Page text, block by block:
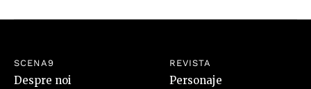
SCENA9
Despre noi
REVISTA
Personaje